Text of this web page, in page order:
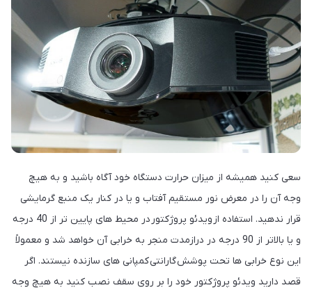
سعی کنید همیشه از میزان حرارت دستگاه خود آگاه باشید و به هیچ
وجه آن را در معرض نور مستقیم آفتاب و یا در کنار یک منبع گرمایشی
قرار ندهید. استفاده از ویدئو پروژکتور در محیط های پایین تر از 40 درجه
و یا بالاتر از 90 درجه در درازمدت منجر به خرابی آن خواهد شد و معمولاً
این نوع خرابی ها تحت پوشش گارانتی کمپانی های سازنده نیستند. اگر
قصد دارید ویدئو پروژکتور خود را بر روی سقف نصب کنید به هیچ وجه